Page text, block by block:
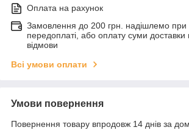
Оплата на рахунок
Замовлення до 200 грн. надішлемо при
передоплаті, або оплату суми доставки
відмови
Всі умови оплати
Умови повернення
Повернення товару впродовж 14 днів за